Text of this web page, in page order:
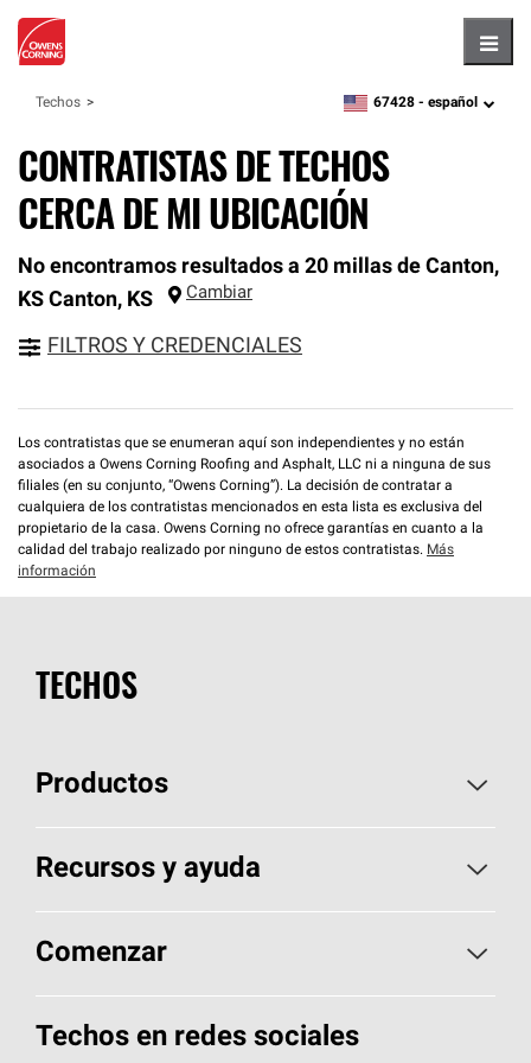
Techos zipcode,language
67428 - español
CONTRATISTAS DE TECHOS
CERCA DE MI UBICACIÓN
No encontramos resultados a 20 millas de Canton,
KS Canton, KS Cambiar
FILTROS Y CREDENCIALES
Los contratistas que se enumeran aquí son independientes y no están
asociados a Owens Corning Roofing and Asphalt, LLC ni a ninguna de sus
filiales (en su conjunto, “Owens Corning”). La decisión de contratar a
cualquiera de los contratistas mencionados en esta lista es exclusiva del
propietario de la casa. Owens Corning no ofrece garantías en cuanto a la
calidad del trabajo realizado por ninguno de estos contratistas. Más
información
TECHOS
Productos
Elija sus tejas
Encuentre un contratista
Componentes para techos
Recursos y ayuda
Aspectos básicos sobre techos
Herramientas de diseño y color
Comenzar
Llame al 1-800-GET-PINK®
Techos en redes sociales